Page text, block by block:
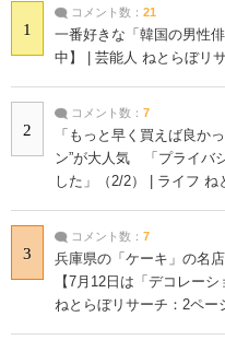
1
コメント数： 21
一番好きな「韓国の男性
中】 | 芸能人 ねとらぼリ
2
コメント数： 7
「もっと早く買えば良か
ン”が大人気 「プライバ
した」（2/2） | ライフ ね
3
コメント数： 7
兵庫県の「ケーキ」の名
【7月12日は「デコレー
ねとらぼリサーチ：2ペー